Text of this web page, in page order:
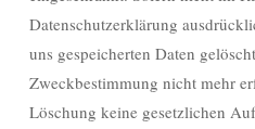
Datenschutzerklärung
uns gespeicherten Daten
Zweckbestimmung nicht mehr
Löschung keine gesetzlichen